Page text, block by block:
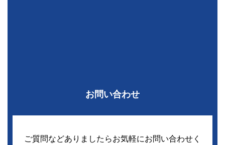
お問い合わせ
ご質問などありましたらお気軽にお問い合わせく